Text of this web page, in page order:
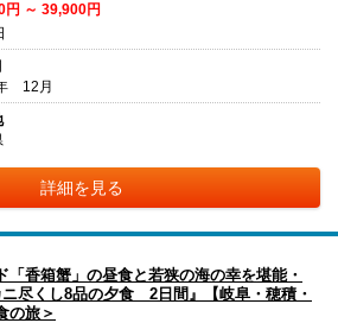
円 ～ 39,900円
12月
詳細を見る
「香箱蟹」の昼食と若狭の海の幸を堪能・
ニ尽くし8品の夕食 2日間』【岐阜・穂積・
の旅＞